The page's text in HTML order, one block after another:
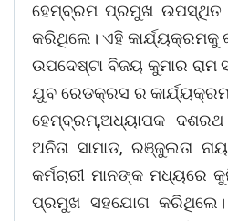
ହେମ୍ବ୍ରମ ପ୍ରମୁଖ ଉପସ୍ଥିତ
କରିଥିଲେ। ଏହି
ଉପଦେଷ୍ଟା ବିଜୟ କୁମାର ରାମ
ଯୁବ ରେଡକ୍ରସ ର
ହେମ୍ବ୍ରମ୍,ଅଧ୍ୟାପକ
ଅନିତା ସାମାଡ, ରଞ୍ଜୁଲତା
କର୍ମଚାରୀ ମାନଙ୍କ ମଧ୍ୟରେ
ପ୍ରମୁଖ ସହଯୋଗ କରିଥିଲେ।